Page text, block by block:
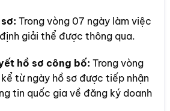
Trong vòng 07 ngày làm việc
giải thể được thông qua.
hồ sơ công bố: Trong vòng
từ ngày hồ sơ được tiếp nhận
tin quốc gia về đăng ký doanh